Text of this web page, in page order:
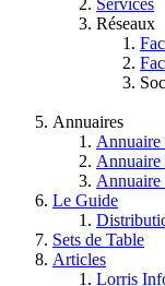
Services
Réseaux
Annuaires
Annuaire
Annuaire
Annuaire
Le Guide
Sets de Table
Articles
Lorris